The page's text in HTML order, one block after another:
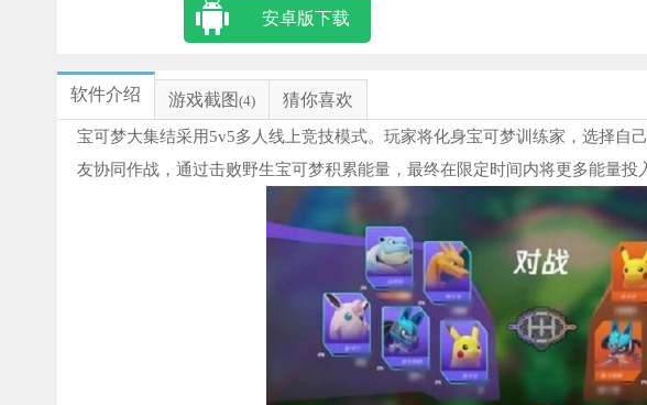
安卓版下载
软件介绍 游戏截图 (4) 猜你喜欢
宝可梦大集结采用5v5多人线上竞技模式。玩家将化身宝可梦训练家，选择自
友协同作战，通过击败野生宝可梦积累能量，最终在限定时间内将更多能量投